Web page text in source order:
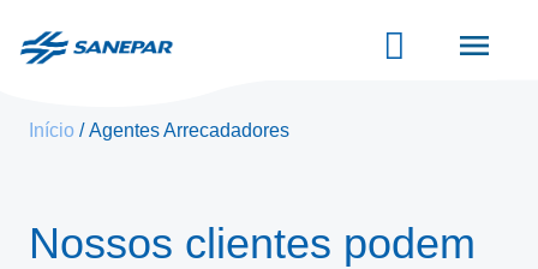
conteúdo
Início Agentes Arrecadadores
Nossos clientes podem